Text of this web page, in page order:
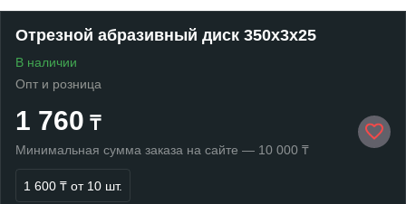
Отрезной абразивный диск 350х3х25
В наличии
Опт и розница
1 760 ₸
Минимальная сумма заказа на сайте — 10 000 ₸
1 600 ₸ от 10 шт.